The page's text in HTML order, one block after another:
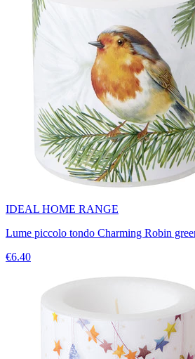
IDEAL HOME RANGE
Lume piccolo tondo Charming Robin
€6.40